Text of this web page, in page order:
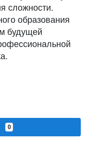
сложности.
образования
будущей
0